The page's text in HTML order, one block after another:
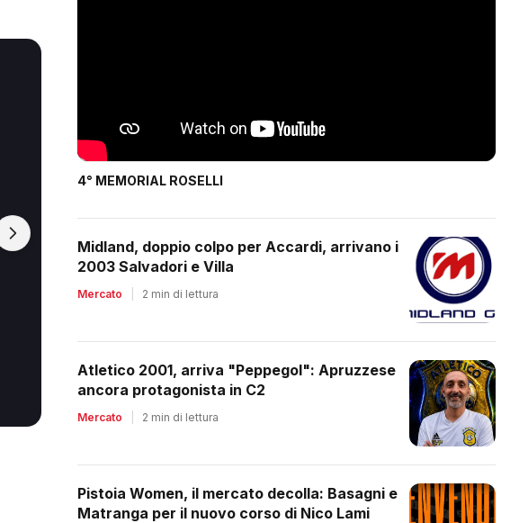
4° MEMORIAL ROSELLI
Midland, doppio colpo per Accardi, arrivano i
2003 Salvadori e Villa
Mercato 2 min di lettura
Atletico 2001, arriva "Peppegol": Apruzzese
ancora protagonista in C2
Mercato 2 min di lettura
Pistoia Women, il mercato decolla: Basagni e
Matranga per il nuovo corso di Nico Lami